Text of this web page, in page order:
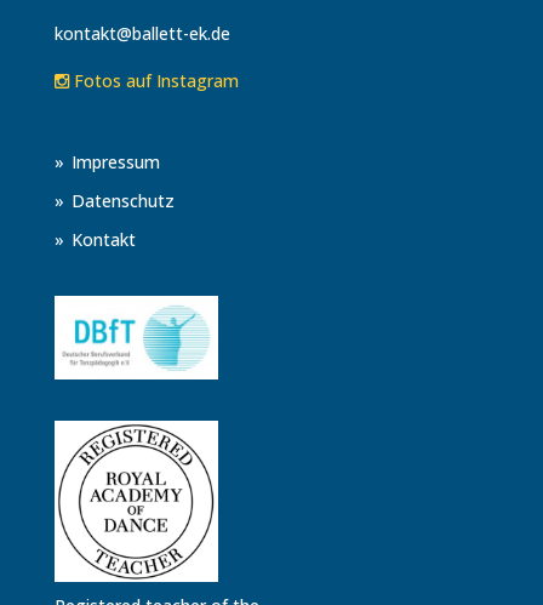
kontakt@ballett-ek.de
Fotos auf Instagram
Impressum
Datenschutz
Kontakt